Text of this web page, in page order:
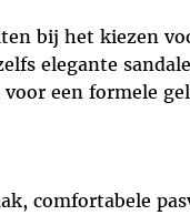
bij het kiezen
elegante
een formele
comfortabele